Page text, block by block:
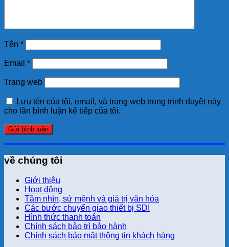
Tên *
Email *
Trang web
Lưu tên của tôi, email, và trang web trong trình duyệt này
cho lần bình luận kế tiếp của tôi.
về chúng tôi
Giới thiệu
Hoạt động
Tầm nhìn, sứ mệnh và giá trị văn hóa
Các bước chuyển giao thiết bị SDI
Hình thức thanh toán
Chính sách bảo trì bảo hành
Chính sách bảo mật thông tin khách hàng